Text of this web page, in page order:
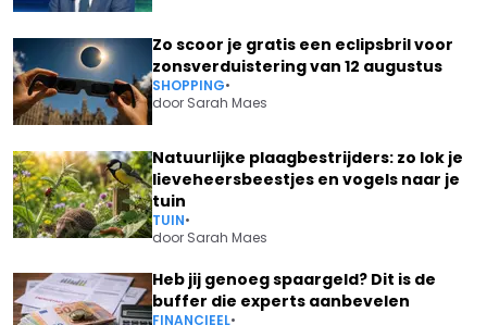
Zo scoor je gratis een eclipsbril voor
zonsverduistering van 12 augustus
SHOPPING•
door Sarah Maes
Natuurlijke plaagbestrijders: zo lok je
lieveheersbeestjes en vogels naar je
tuin
TUIN•
door Sarah Maes
Heb jij genoeg spaargeld? Dit is de
buffer die experts aanbevelen
FINANCIEEL•